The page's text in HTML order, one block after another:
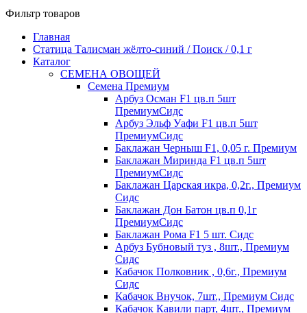
Фильтр товаров
Главная
Статица Талисман жёлто-синий / Поиск / 0,1 г
Каталог
СЕМЕНА ОВОЩЕЙ
Семена Премиум
Арбуз Осман F1 цв.п 5шт
ПремиумСидс
Арбуз Эльф Уафи F1 цв.п 5шт
ПремиумСидс
Баклажан Черныш F1, 0,05 г. Премиум
Баклажан Миринда F1 цв.п 5шт
ПремиумСидс
Баклажан Царская икра, 0,2г., Премиум
Сидс
Баклажан Дон Батон цв.п 0,1г
ПремиумСидс
Баклажан Рома F1 5 шт. Сидс
Арбуз Бубновый туз , 8шт., Премиум
Сидс
Кабачок Полковник , 0,6г., Премиум
Сидс
Кабачок Внучок, 7шт., Премиум Сидс
Кабачок Кавили парт, 4шт., Премиум